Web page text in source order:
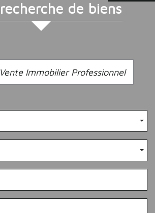
recherche de biens
Vente Immobilier Professionnel